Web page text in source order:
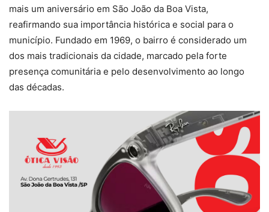
mais um aniversário em São João da Boa Vista,
reafirmando sua importância histórica e social para o
município. Fundado em 1969, o bairro é considerado um
dos mais tradicionais da cidade, marcado pela forte
presença comunitária e pelo desenvolvimento ao longo
das décadas.